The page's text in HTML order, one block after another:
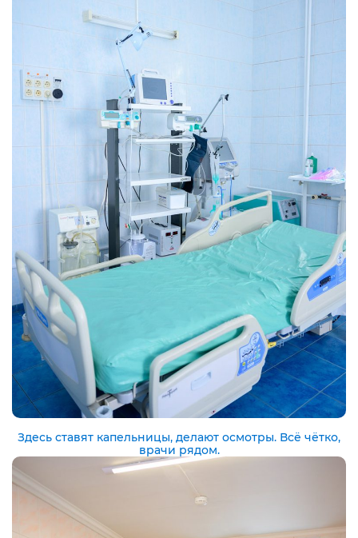
Здесь ставят капельницы, делают осмотры. Всё чётко,
врачи рядом.